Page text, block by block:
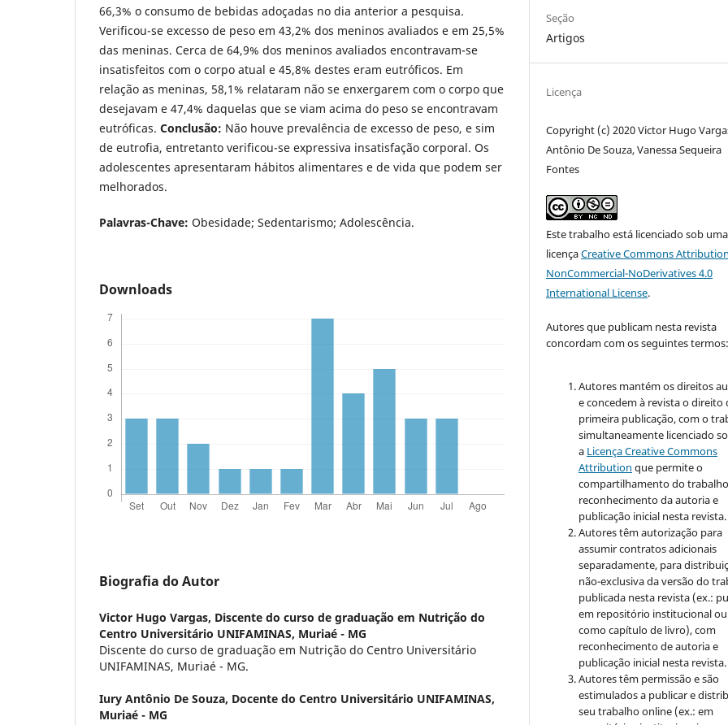
66,3% o consumo de bebidas adoçadas no dia anterior a pesquisa.
Verificou-se excesso de peso em 43,2% dos meninos avaliados e em 25,5%
das meninas. Cerca de 64,9% dos meninos avaliados encontravam-se
insatisfeitos com o corpo atual e 45,8% destes eram eutróficos. Em
relação as meninas, 58,1% relataram não se enxergarem com o corpo que
desejavam e 47,4% daquelas que se viam acima do peso se encontravam
eutróficas. Conclusão: Não houve prevalência de excesso de peso, e sim
de eutrofia, entretanto verificou-se expressiva insatisfação corporal. Os
adolescentes apresentaram hábitos alimentares e de vida que podem ser
melhorados.
Palavras-Chave: Obesidade; Sedentarismo; Adolescência.
Downloads
Biografia do Autor
Victor Hugo Vargas, Discente do curso de graduação em Nutrição do
Centro Universitário UNIFAMINAS, Muriaé - MG
Discente do curso de graduação em Nutrição do Centro Universitário
UNIFAMINAS, Muriaé - MG.
Iury Antônio De Souza, Docente do Centro Universitário UNIFAMINAS,
Muriaé - MG
Seção
Artigos
Licença
Copyright (c) 2020 Victor Hugo
Antônio De Souza, Vanessa Sequeira
Fontes
Este trabalho está licenciado sob uma
licençaCreative Commons
NonCommercial-NoDerivatives 4.0
International License.
Autores que publicam nesta revista
concordam com os seguintes termos:
Autores mantém os direitos
e concedem à revista o direito
primeira publicação, com o
simultaneamente licenciado
a Licença Creative Commons
Attribution que permite o
compartilhamento do
reconhecimento da autoria e
publicação inicial nesta revista.
Autores têm autorização para
assumir contratos adicionais
separadamente, para
não-exclusiva da versão do
publicada nesta revista (ex.:
em repositório institucional ou
como capítulo de livro), com
reconhecimento de autoria e
publicação inicial nesta revista.
Autores têm permissão e são
estimulados a publicar e
seu trabalho online (ex.: em